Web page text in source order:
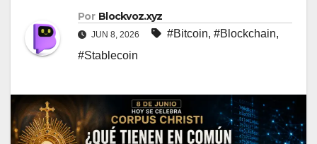
Por Blockvoz.xyz
JUN 8, 2026 #Bitcoin, #Blockchain,
#Stablecoin